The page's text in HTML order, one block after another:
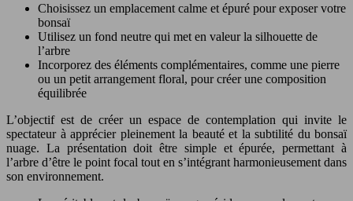
Choisissez un emplacement calme et épuré pour exposer votre
bonsaï
Utilisez un fond neutre qui met en valeur la silhouette de
l’arbre
Incorporez des éléments complémentaires, comme une pierre
ou un petit arrangement floral, pour créer une composition
équilibrée
L’objectif est de créer un espace de contemplation qui invite le
spectateur à apprécier pleinement la beauté et la subtilité du bonsaï
nuage. La présentation doit être simple et épurée, permettant à
l’arbre d’être le point focal tout en s’intégrant harmonieusement dans
son environnement.